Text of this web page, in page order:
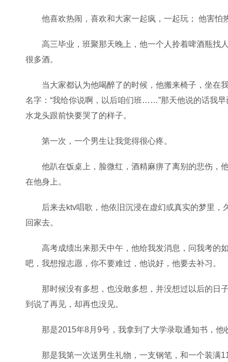
他喜欢热闹，喜欢和大家一起疯，一起玩； 他害怕
高三毕业，班聚那天晚上，他一个人拎着啤酒瓶找
很多酒。
当大家都认为他喝醉了的时候，他搬来椅子，坐在
名字：“我给你说啊，以后咱们班……”那天他说的话我
水龙头跟前快要哭了的样子。
第一次，一个男生让我觉得很心疼。
他趴在饭桌上，脸微红，酒精麻痹了离别的悲伤，
在他身上。
后来去ktv唱歌，他依旧沉浸在虚幻或真实的梦里
回家去。
高考成绩出来那天中午，他给我发消息，问我考的
吧，我想报志愿，你不要难过，他说好，他要去补习。
那时候没有多想，也没敢多想，并没想过以后的日
到说了再见，却再也没见。
那是2015年8月9号，我拿到了大学录取通知书，他
那是我第一次送男生礼物，一支钢笔，和一个装满